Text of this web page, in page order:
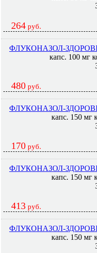
264 руб.
ФЛУКОНАЗОЛ-
капс. 100 мг
480 руб.
ФЛУКОНАЗОЛ-
капс. 150 мг
170 руб.
ФЛУКОНАЗОЛ-
капс. 150 мг
413 руб.
ФЛУКОНАЗОЛ-
капс. 150 мг